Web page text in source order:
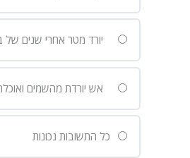
יורד מטר אחרי שנים של
אש יורדת מהשמים
כל התשובות נכונות